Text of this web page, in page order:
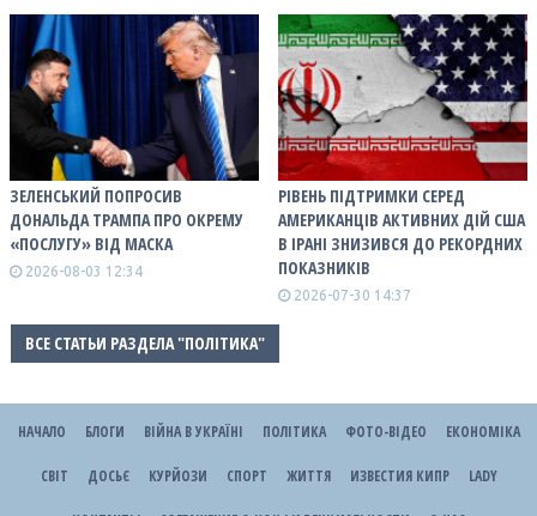
ЗЕЛЕНСЬКИЙ ПОПРОСИВ
ДОНАЛЬДА ТРАМПА ПРО ОКРЕМУ
«ПОСЛУГУ» ВІД МАСКА
2026-08-03 12:34
РІВЕНЬ ПІДТРИМКИ СЕРЕД
АМЕРИКАНЦІВ АКТИВНИХ ДІЙ США
В ІРАНІ ЗНИЗИВСЯ ДО РЕКОРДНИХ
ПОКАЗНИКІВ
2026-07-30 14:37
ВСЕ СТАТЬИ РАЗДЕЛА "ПОЛІТИКА"
НАЧАЛО БЛОГИ ВІЙНА В УКРАЇНІ ПОЛІТИКА ФОТО-ВІДЕО ЕКОНОМІКА
СВІТ ДОСЬЄ КУРЙОЗИ СПОРТ ЖИТТЯ ИЗВЕСТИЯ КИПР LADY